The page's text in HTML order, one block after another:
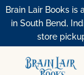
Brain Lair Books
in South Bend,
store